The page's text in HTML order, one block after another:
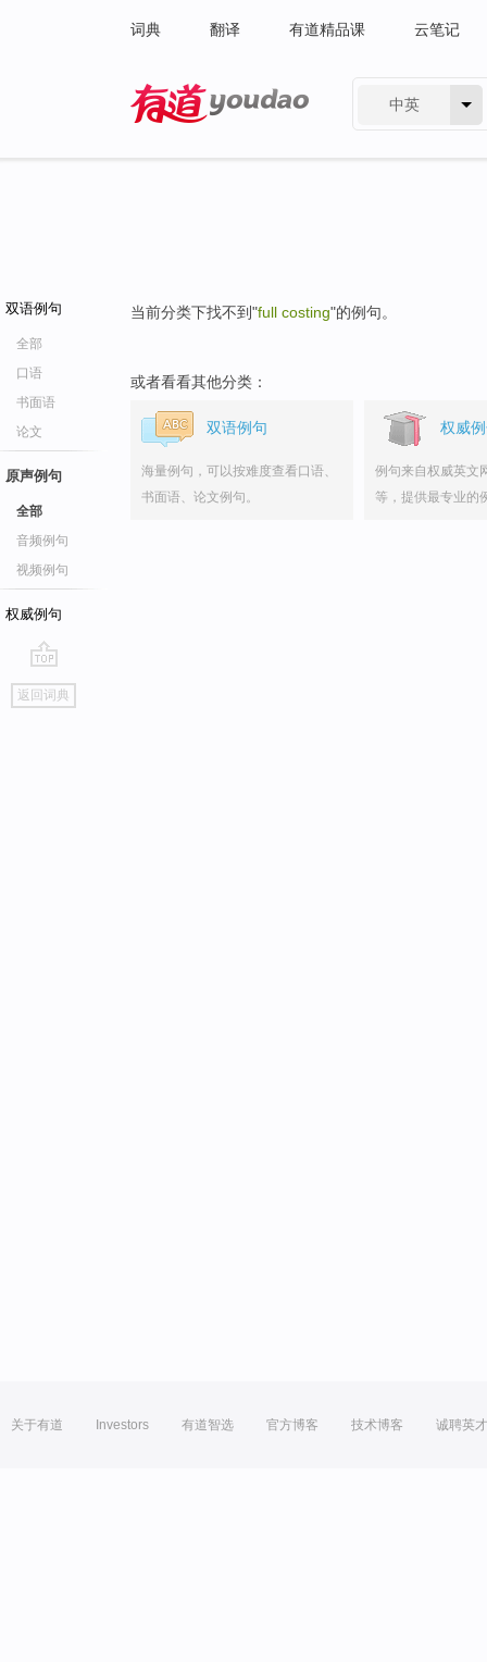
词典 翻译 有道精品课 云笔记
中英
双语例句
全部
口语
书面语
论文
原声例句
全部
音频例句
视频例句
权威例句
go
top
返回词典
当前分类下找不到"full costing"的例句。
或者看看其他分类：
双语例句
海量例句，可以按难度查看口语、
书面语、论文例句。
权威
例句来自权威英文
等，提供最专业的
关于有道 Investors 有道智选 官方博客 技术博客 诚聘英才